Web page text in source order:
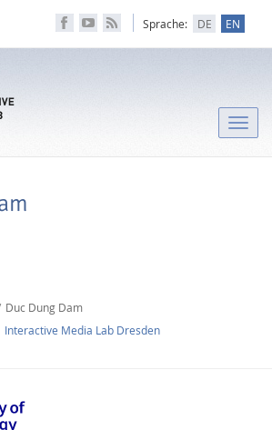
Sprache: DE EN
Toggle
Duc Dung Dam
Interactive Media Lab Dresden